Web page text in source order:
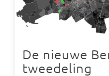
De nieuwe
tweedeling